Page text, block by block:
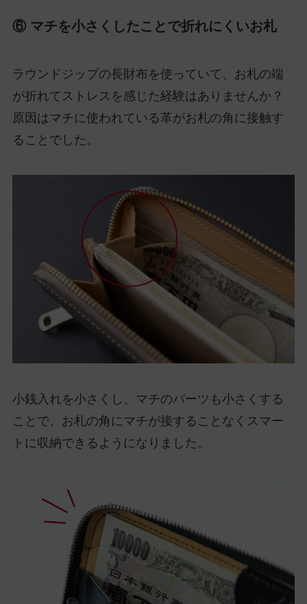
⑥ マチを小さくしたことで折れにくいお札
ラウンドジップの長財布を使っていて、お札の端
が折れてストレスを感じた経験はありませんか？
原因はマチに使われている革がお札の角に接触す
ることでした。
小銭入れを小さくし、マチのパーツも小さくする
ことで、お札の角にマチが接することなくスマー
トに収納できるようになりました。